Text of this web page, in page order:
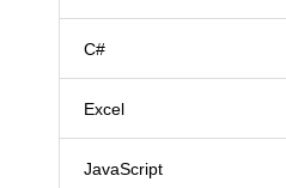
C#
Excel
JavaScript